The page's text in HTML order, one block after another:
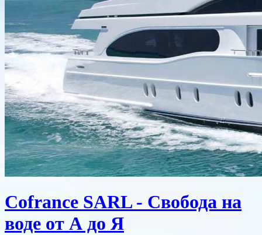
Cofrance SARL - Свобода на
воде от А до Я